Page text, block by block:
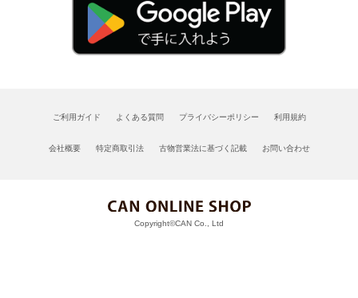
ご利用ガイド よくある質問 プライバシーポリシー 利用規約
会社概要 特定商取引法 古物営業法に基づく記載 お問い合わせ
Copyright©CAN Co., Ltd